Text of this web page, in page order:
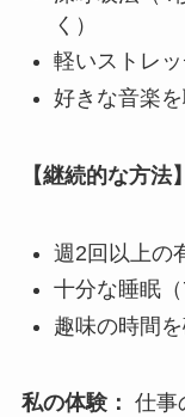
く）
軽いストレ
好きな音楽を
【継続的な方法】
週2回以上の
十分な睡眠（
趣味の時間
私の体験： 仕事